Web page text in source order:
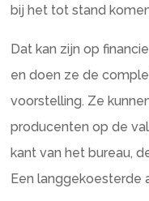
bij het tot stand
Dat kan zijn op
en doen ze de
voorstelling. Ze
producenten op de
kant van het bureau,
Een langgekoesterde